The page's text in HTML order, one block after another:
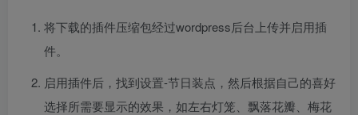
将下载的插件压缩包经过wordpress后台上传并启用插
件。
启用插件后，找到设置-节日装点，然后根据自己的喜好
选择所需要显示的效果，如左右灯笼、飘落花瓣、梅花